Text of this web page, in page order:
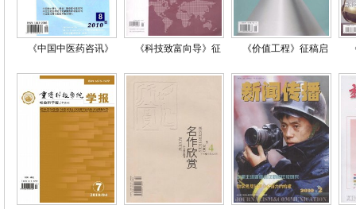
《中国中医药咨讯》 《科技致富向导》征 《价值工程》征稿启